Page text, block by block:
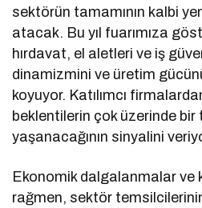
sektörün tamamının kalbi
atacak. Bu yıl fuarımıza
hırdavat, el aletleri ve iş
dinamizmini ve üretim
koyuyor. Katılımcı
beklentilerin çok üzerinde
yaşanacağının sinyalini
Ekonomik dalgalanmalar ve
rağmen, sektör